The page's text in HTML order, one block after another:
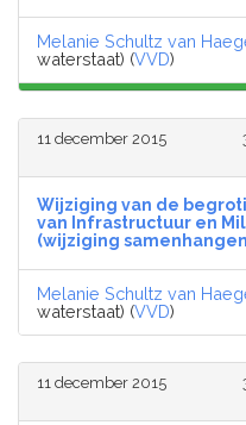
Melanie Schultz van
waterstaat) (VVD)
11 december 2015
Wijziging van de
van Infrastructuur en
(wijziging
Melanie Schultz van
waterstaat) (VVD)
11 december 2015